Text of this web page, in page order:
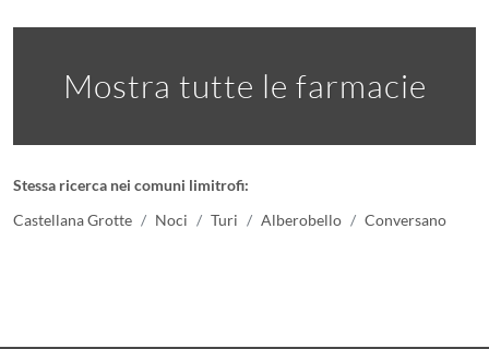
Mostra tutte le farmacie
Stessa ricerca nei comuni limitrofi:
Castellana Grotte
Noci Turi Alberobello Conversano